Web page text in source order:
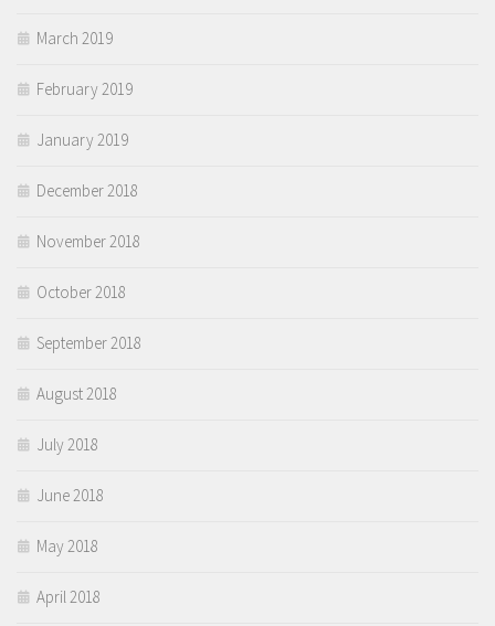
March 2019
February 2019
January 2019
December 2018
November 2018
October 2018
September 2018
August 2018
July 2018
June 2018
May 2018
April 2018